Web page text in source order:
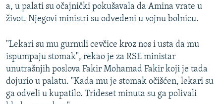
a, u palati su očajnički pokušavala da Amina vrate u
život. Njegovi ministri su odvedeni u vojnu bolnicu.
"Lekari su mu gurnuli cevčice kroz nos i usta da mu
ispumpaju stomak", rekao je za RSE ministar
unutrašnjih poslova Fakir Mohamad Fakir koji je tada
dojurio u palatu. "Kada mu je stomak očišćen, lekari su
ga odveli u kupatilo. Trideset minuta su ga polivali